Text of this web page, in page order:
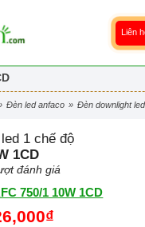
Liên
đèn led anfaco » đèn downlight
1 chế độ
1CD
đánh giá
750/1 10W 1CD